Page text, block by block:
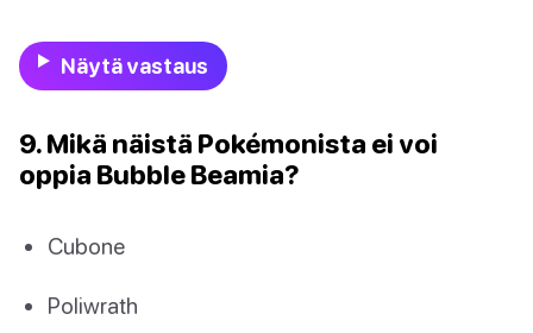
Näytä vastaus
9. Mikä näistä Pokémonista ei voi
oppia Bubble Beamia?
Cubone
Poliwrath